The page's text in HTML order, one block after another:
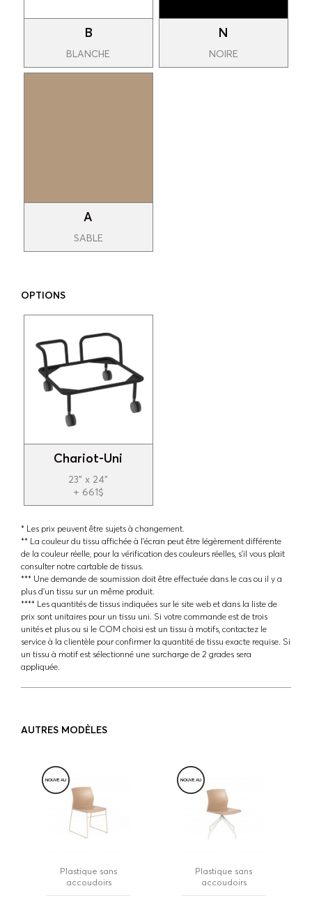
B
BLANCHE
N
NOIRE
A
SABLE
OPTIONS
Chariot-Uni
23" x 24"
+ 661$
* Les prix peuvent être sujets à changement.
** La couleur du tissu affichée à l'écran peut être légèrement différente
de la couleur réelle, pour la vérification des couleurs réelles, s'il vous plait
consulter notre cartable de tissus.
*** Une demande de soumission doit être effectuée dans le cas ou il y a
plus d'un tissu sur un même produit.
**** Les quantités de tissus indiquées sur le site web et dans la liste de
prix sont unitaires pour un tissu uni. Si votre commande est de trois
unités et plus ou si le COM choisi est un tissu à motifs, contactez le
service à la clientèle pour confirmer la quantité de tissu exacte requise. Si
un tissu à motif est sélectionné une surcharge de 2 grades sera
appliquée.
AUTRES MODÈLES
NOUVEAU
Plastique sans
accoudoirs
NOUVEAU
Plastique sans
accoudoirs